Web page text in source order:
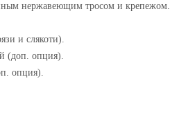
нержавеющим тросом и крепежом.
и слякоти).
(доп. опция).
опция).